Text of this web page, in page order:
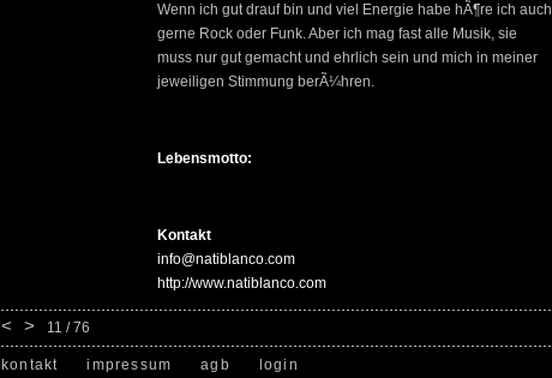
Wenn ich gut drauf bin und viel Energie habe hÃ¶re ich auch
gerne Rock oder Funk. Aber ich mag fast alle Musik, sie
muss nur gut gemacht und ehrlich sein und mich in meiner
jeweiligen Stimmung berÃ¼hren.
Lebensmotto:
Kontakt
info@natiblanco.com
http://www.natiblanco.com
< > 11 / 76
kontakt impressum agb login